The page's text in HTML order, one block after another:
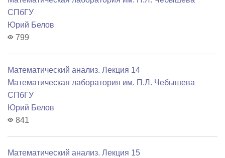
СПбГУ
Юрий Белов
799
Математический анализ. Лекция 14
Математичеcкая лаборатория им. П.Л. Чебышева
СПбГУ
Юрий Белов
841
Математический анализ. Лекция 15